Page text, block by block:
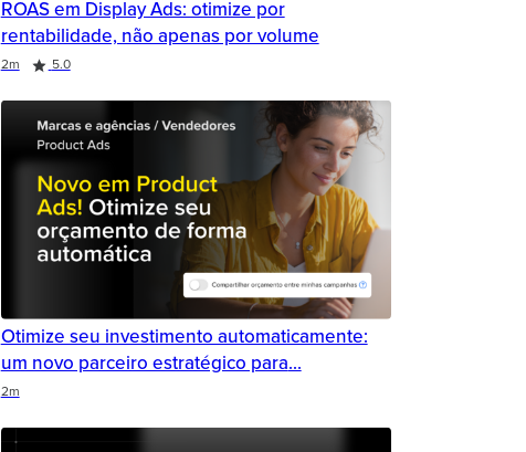
ROAS em Display Ads: otimize por
rentabilidade, não apenas por volume
2m 5.0
Otimize seu investimento automaticamente:
um novo parceiro estratégico para
2m